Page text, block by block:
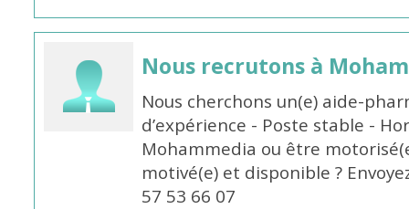
Nous recrutons à
Nous cherchons un(e) aide-
d’expérience - Poste stable -
Mohammedia ou être
motivé(e) et disponible ?
57 53 66 07